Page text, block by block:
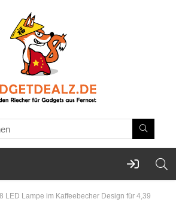
LED Lampe im Kaffeebecher Design für 4,39